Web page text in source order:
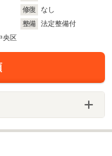
修復
なし
整備
法定整備付
央区